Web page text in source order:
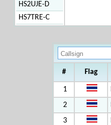
HS2UJE-D
HS7TRE-C
# Flag
1
2
3